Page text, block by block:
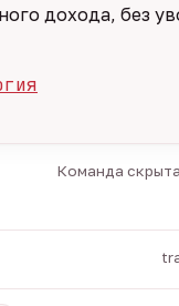
дохода, без
Команда